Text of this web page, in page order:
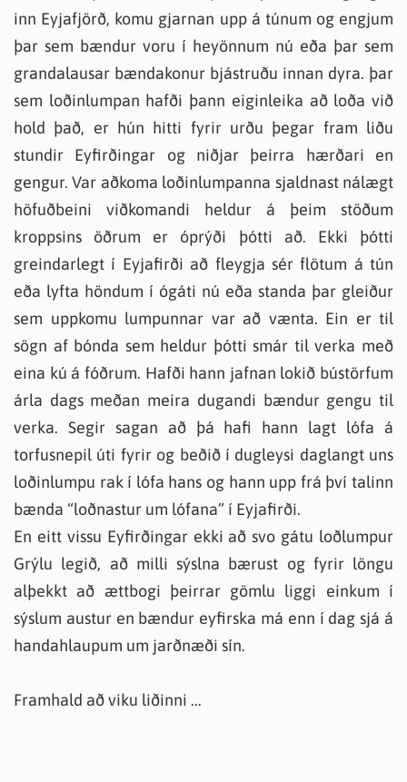
inn Eyjafjörð, komu gjarnan upp á túnum og engjum
þar sem bændur voru í heyönnum nú eða þar sem
grandalausar bændakonur bjástruðu innan dyra. þar
sem loðinlumpan hafði þann eiginleika að loða við
hold það, er hún hitti fyrir urðu þegar fram liðu
stundir Eyfirðingar og niðjar þeirra hærðari en
gengur. Var aðkoma loðinlumpanna sjaldnast nálægt
höfuðbeini viðkomandi heldur á þeim stöðum
kroppsins öðrum er óprýði þótti að. Ekki þótti
greindarlegt í Eyjafirði að fleygja sér flötum á tún
eða lyfta höndum í ógáti nú eða standa þar gleiður
sem uppkomu lumpunnar var að vænta. Ein er til
sögn af bónda sem heldur þótti smár til verka með
eina kú á fóðrum. Hafði hann jafnan lokið bústörfum
árla dags meðan meira dugandi bændur gengu til
verka. Segir sagan að þá hafi hann lagt lófa á
torfusnepil úti fyrir og beðið í dugleysi daglangt uns
loðinlumpu rak í lófa hans og hann upp frá því talinn
bænda “loðnastur um lófana” í Eyjafirði.
En eitt vissu Eyfirðingar ekki að svo gátu loðlumpur
Grýlu legið, að milli sýslna bærust og fyrir löngu
alþekkt að ættbogi þeirrar gömlu liggi einkum í
sýslum austur en bændur eyfirska má enn í dag sjá á
handahlaupum um jarðnæði sín.
Framhald að viku liðinni ...